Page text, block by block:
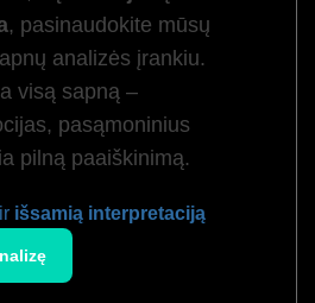
, pasinaudokite mūsų
analizės įrankiu.
visą sapną –
pasąmoninius
pilną paaiškinimą.
išsamią interpretaciją